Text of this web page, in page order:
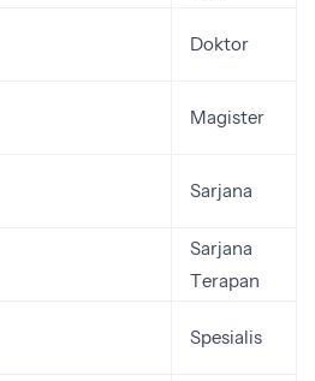
Doktor
Magister
Sarjana
Sarjana
Terapan
Spesialis